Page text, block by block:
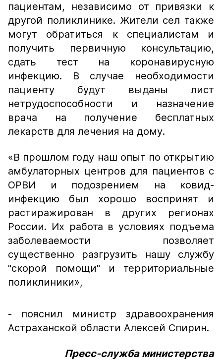
пациентам, независимо от привязки к
другой поликлинике. Жители сел также
могут обратиться к специалистам и
получить первичную консультацию,
сдать тест на коронавирусную
инфекцию. В случае необходимости
пациенту будут выданы лист
нетрудоспособности и назначение
врача на получение бесплатных
лекарств для лечения на дому.
«В прошлом году наш опыт по открытию
амбулаторных центров для пациентов с
ОРВИ и подозрением на ковид-
инфекцию был хорошо воспринят и
растиражирован в других регионах
России. Их работа в условиях подъема
заболеваемости позволяет
существенно разгрузить нашу службу
"скорой помощи" и территориальные
поликлиники»,
- пояснил министр здравоохранения
Астраханской области Алексей Спирин.
Пресс-служба министерства